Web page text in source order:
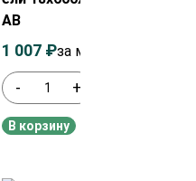
АВ
- +
1 007 ₽за м²
В корзину